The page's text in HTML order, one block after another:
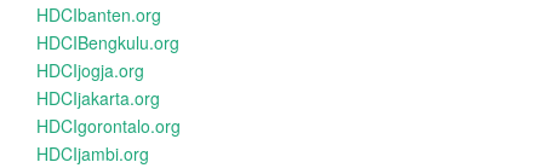
HDCIbanten.org
HDCIBengkulu.org
HDCIjogja.org
HDCIjakarta.org
HDCIgorontalo.org
HDCIjambi.org